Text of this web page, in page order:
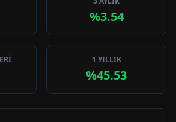
%3.54
1 YILLIK
%45.53